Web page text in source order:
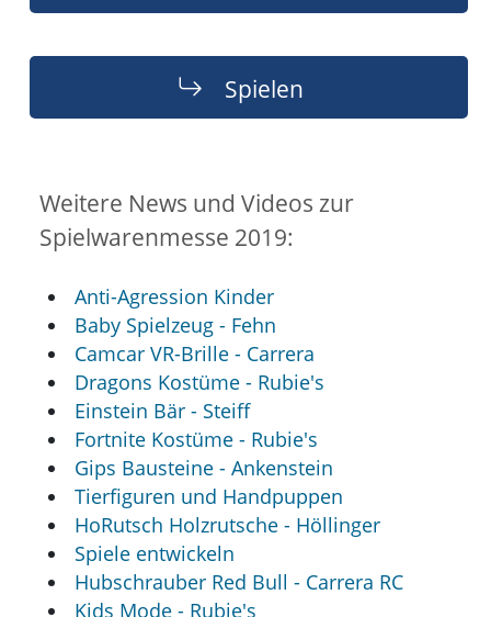
Spielen
Weitere News und Videos zur
Spielwarenmesse 2019:
Anti-Agression Kinder
Baby Spielzeug - Fehn
Camcar VR-Brille - Carrera
Dragons Kostüme - Rubie's
Einstein Bär - Steiff
Fortnite Kostüme - Rubie's
Gips Bausteine - Ankenstein
Tierfiguren und Handpuppen
HoRutsch Holzrutsche - Höllinger
Spiele entwickeln
Hubschrauber Red Bull - Carrera RC
Kids Mode - Rubie's